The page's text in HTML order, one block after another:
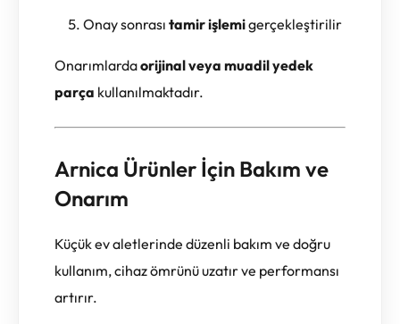
Onay sonrası tamir işlemigerçekleştirilir
Onarımlardaorijinal veya muadil yedek
parça kullanılmaktadır.
Arnica Ürünler İçin Bakım ve
Onarım
Küçük ev aletlerinde düzenli bakım ve doğru
kullanım, cihaz ömrünü uzatır ve performansı
artırır.